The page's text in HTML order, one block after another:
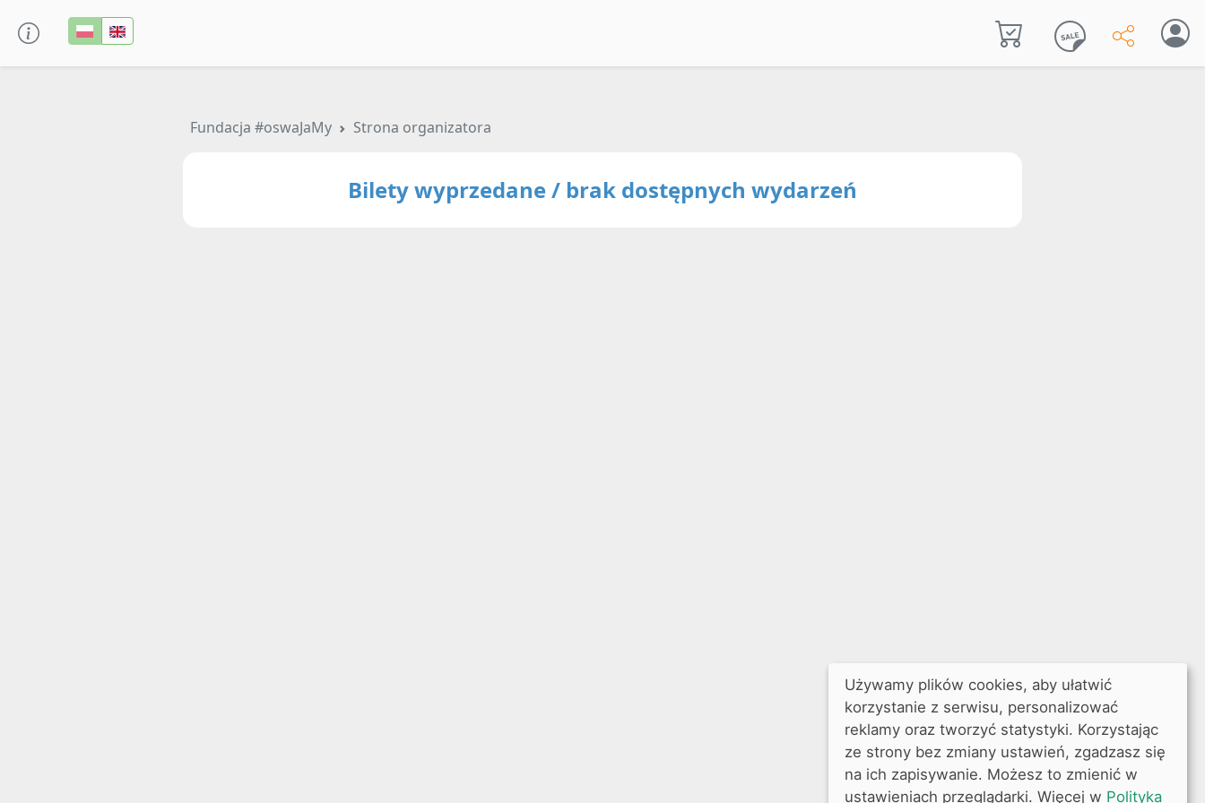
Fundacja #oswaJaMy Strona organizatora
Bilety wyprzedane / brak dostępnych wydarzeń
Używamy plików cookies, aby ułatwić
korzystanie z serwisu, personalizować
reklamy oraz tworzyć statystyki. Korzystając
ze strony bez zmiany ustawień, zgadzasz się
na ich zapisywanie. Możesz to zmienić w
ustawieniach przeglądarki. Więcej w Polityka